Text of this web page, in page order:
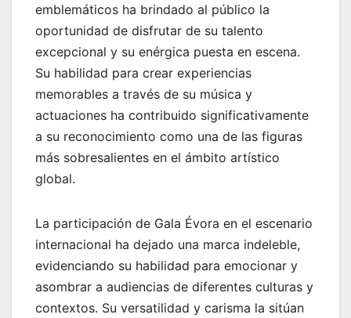
emblemáticos ha brindado al público la
oportunidad de disfrutar de su talento
excepcional y su enérgica puesta en escena.
Su habilidad para crear experiencias
memorables a través de su música y
actuaciones ha contribuido significativamente
a su reconocimiento como una de las figuras
más sobresalientes en el ámbito artístico
global.
La participación de Gala Évora en el escenario
internacional ha dejado una marca indeleble,
evidenciando su habilidad para emocionar y
asombrar a audiencias de diferentes culturas y
contextos. Su versatilidad y carisma la sitúan